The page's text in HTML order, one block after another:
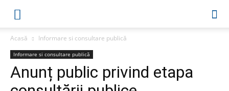
Acasă Informare si consultare publică
Informare si consultare publică
Anunț public privind etapa